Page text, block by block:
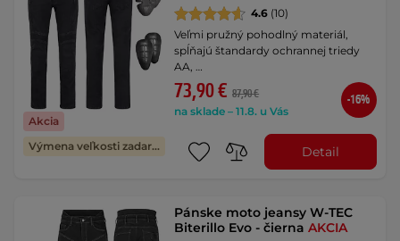
Akcia
Výmena veľkosti zadarmo
4.6 (10)
Veľmi pružný pohodlný materiál,
spĺňajú štandardy ochrannej triedy
AA, …
73,90 € 87,90 €
na sklade – 11.8. u Vás
-16%
Detail
Pánske moto jeansy W-TEC
Biterillo Evo - čiernaAKCIA